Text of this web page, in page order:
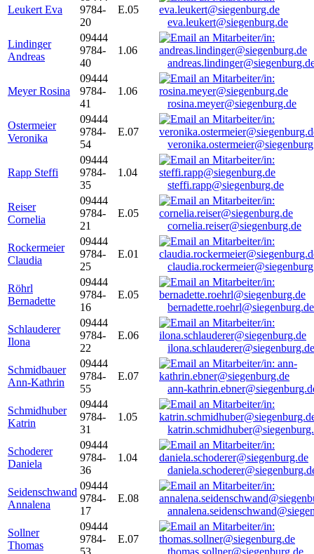
Leukert Eva
9784-
20
E.05
eva.leukert@siegenburg.de
Lindinger
Andreas
09444
9784-
40
1.06
Meyer Rosina
09444
9784-
41
1.06
rosina.meyer@siegenburg.de
Ostermeier
Veronika
09444
9784-
54
E.07
Rapp Steffi
09444
9784-
35
1.04
steffi.rapp@siegenburg.de
Reiser
Cornelia
09444
9784-
21
E.05
cornelia.reiser@siegenburg.de
Rockermeier
Claudia
09444
9784-
25
E.01
Röhrl
Bernadette
09444
9784-
16
E.05
bernadette.roehrl@siegenburg.de
Schlauderer
Ilona
09444
9784-
22
E.06
ilona.schlauderer@siegenburg.de
Schmidbauer
Ann-Kathrin
09444
9784-
55
E.07
ann-
Schmidhuber
Katrin
09444
9784-
31
1.05
Schoderer
Daniela
09444
9784-
36
1.04
Seidenschwand
Annalena
09444
9784-
17
E.08
Sollner
Thomas
09444
9784-
E.07